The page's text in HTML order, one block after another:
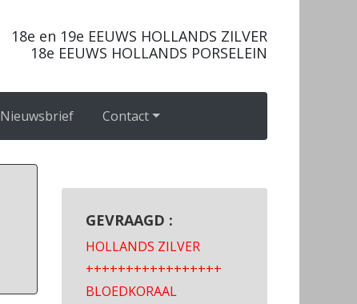
18e en 19e EEUWS HOLLANDS ZILVER
18e EEUWS HOLLANDS PORSELEIN
Nieuwsbrief Contact
GEVRAAGD :
HOLLANDS ZILVER
+++++++++++++++++
BLOEDKORAAL